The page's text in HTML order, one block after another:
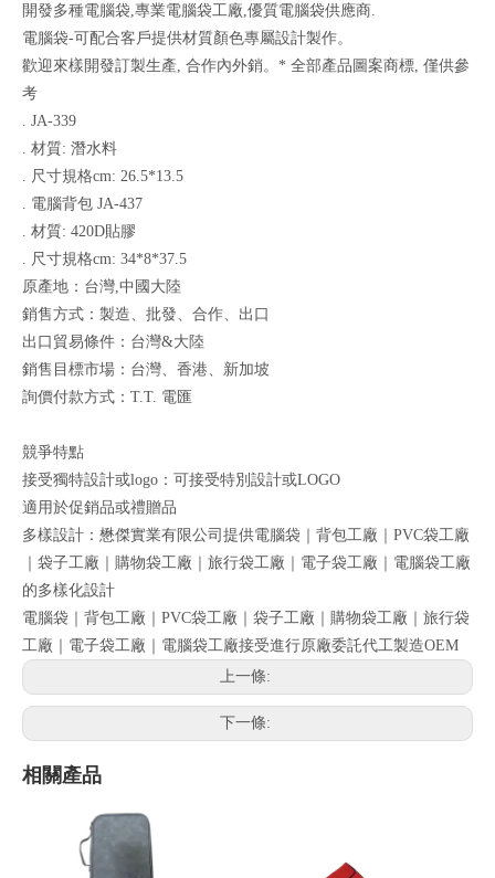
開發多種電腦袋,專業電腦袋工廠,優質電腦袋供應商.
電腦袋-可配合客戶提供材質顏色專屬設計製作。
歡迎來樣開發訂製生產, 合作內外銷。* 全部產品圖案商標, 僅供參
考
. JA-339
. 材質: 潛水料
. 尺寸規格cm: 26.5*13.5
. 電腦背包 JA-437
. 材質: 420D貼膠
. 尺寸規格cm: 34*8*37.5
原產地：台灣,中國大陸
銷售方式：製造、批發、合作、出口
出口貿易條件：台灣&大陸
銷售目標市場：台灣、香港、新加坡
詢價付款方式：T.T. 電匯
競爭特點
接受獨特設計或logo：可接受特別設計或LOGO
適用於促銷品或禮贈品
多樣設計：懋傑實業有限公司提供電腦袋｜背包工廠｜PVC袋工廠
｜袋子工廠｜購物袋工廠｜旅行袋工廠｜電子袋工廠｜電腦袋工廠
的多樣化設計
電腦袋｜背包工廠｜PVC袋工廠｜袋子工廠｜購物袋工廠｜旅行袋
工廠｜電子袋工廠｜電腦袋工廠接受進行原廠委託代工製造OEM
上一條:
下一條:
相關產品